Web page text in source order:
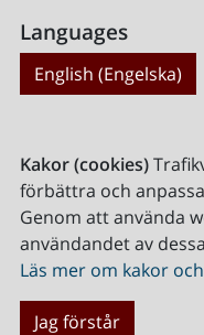
Languages
English (Engelska)
Kakor (cookies)
förbättra och
Genom att använda
användandet av
Läs mer om kakor
Jag förstår